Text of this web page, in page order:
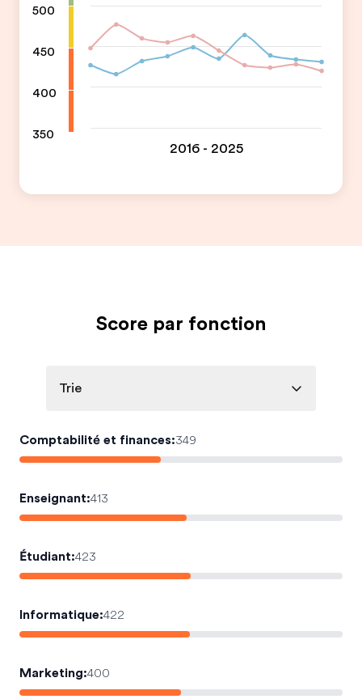
500
450
400
350
2016 - 2025
Score par fonction
Trie
Comptabilité et finances:349
Enseignant:413
Étudiant:423
Informatique:422
Marketing:400